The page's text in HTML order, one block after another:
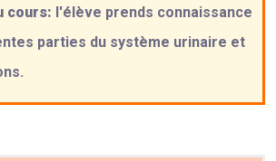
cours: l'élève prends connaissance
parties du système urinaire et